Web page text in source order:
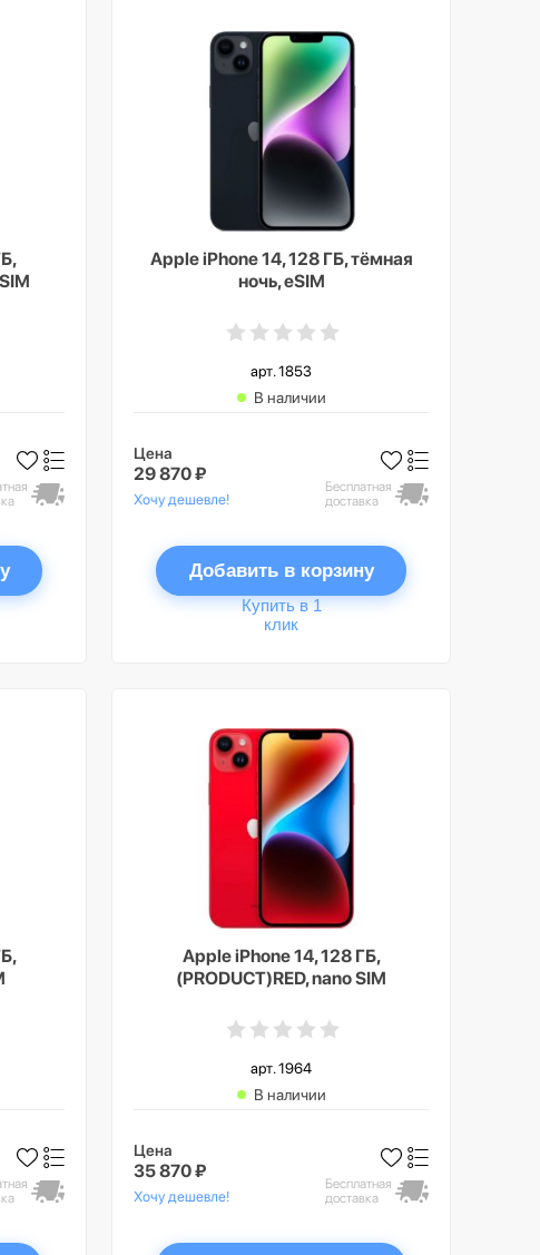
Apple iPhone 14, 128 ГБ, тёмная
ночь, eSIM
арт. 1853
В наличии
Цена
29 870 ₽
Хочу дешевле!
Бесплатная
доставка
Добавить в корзину
Купить в 1
клик
Apple iPhone 14, 128 ГБ,
(PRODUCT)RED, nano SIM
арт. 1964
В наличии
Цена
35 870 ₽
Хочу дешевле!
Бесплатная
доставка